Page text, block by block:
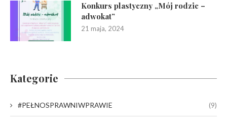
Konkurs plastyczny „Mój rodzic –
adwokat”
21 maja, 2024
Kategorie
#PEŁNOSPRAWNIWPRAWIE (9)